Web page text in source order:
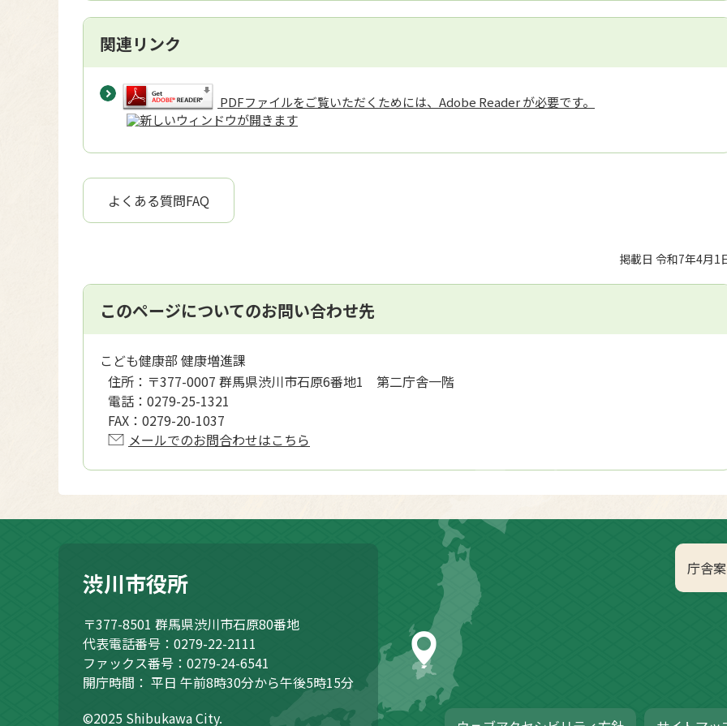
関連リンク
PDFファイルをご覧いただくためには、Adobe Reader が必要です。
よくある質問FAQ
掲載日 令和7年4月1
このページについてのお問い合わせ先
こども健康部 健康増進課
住所： 〒377-0007 群馬県渋川市石原6番地1 第二庁舎一階
電話： 0279-25-1321
FAX： 0279-20-1037
メールでのお問合わせはこちら
庁舎
渋川市役所
〒377-8501 群馬県渋川市石原80番地
代表電話番号：0279-22-2111
ファックス番号：0279-24-6541
開庁時間： 平日 午前8時30分から午後5時15分
©2025 Shibukawa City.